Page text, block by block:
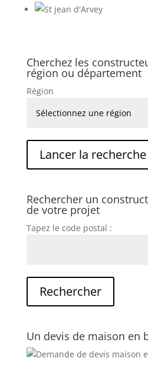
Cherchez les
région ou département
Région
Rechercher un
de votre projet
Tapez le code postal :
Un devis de maison en